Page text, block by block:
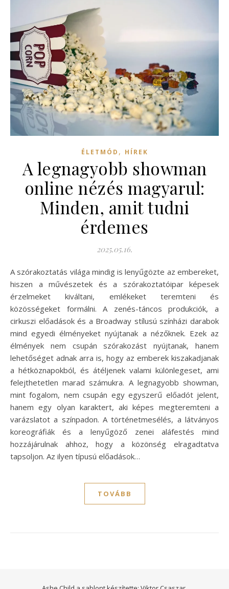
ÉLETMÓD , HÍREK
A legnagyobb showman
online nézés magyarul:
Minden, amit tudni
érdemes
2025.05.16.
A szórakoztatás világa mindig is lenyűgözte az embereket,
hiszen a művészetek és a szórakoztatóipar képesek
érzelmeket kiváltani, emlékeket teremteni és
közösségeket formálni. A zenés-táncos produkciók, a
cirkuszi előadások és a Broadway stílusú színházi darabok
mind egyedi élményeket nyújtanak a nézőknek. Ezek az
élmények nem csupán szórakozást nyújtanak, hanem
lehetőséget adnak arra is, hogy az emberek kiszakadjanak
a hétköznapokból, és átéljenek valami különlegeset, ami
felejthetetlen marad számukra. A legnagyobb showman,
mint fogalom, nem csupán egy egyszerű előadót jelent,
hanem egy olyan karaktert, aki képes megteremteni a
varázslatot a színpadon. A történetmesélés, a látványos
koreográfiák és a lenyűgöző zenei aláfestés mind
hozzájárulnak ahhoz, hogy a közönség elragadtatva
tapsoljon. Az ilyen típusú előadások…
TOVÁBB